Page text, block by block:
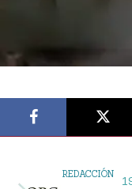
REDACCIÓN